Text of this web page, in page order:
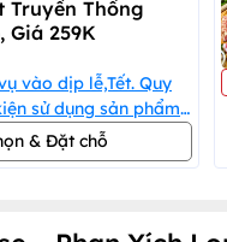
Truyền Thống
Giá 259K
vào dịp lễ,Tết. Quy
sử dụng sản phẩm
& Đặt chỗ